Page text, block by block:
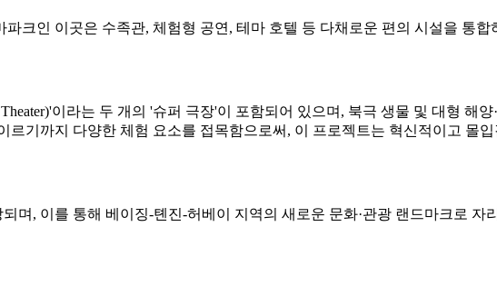
크인 이곳은 수족관, 체험형 공연, 테마 호텔 등 다채로운 편의 시설을 통
이라는 두 개의 '슈퍼 극장'이 포함되어 있으며, 북극 생물 및 대형 해
기까지 다양한 체험 요소를 접목함으로써, 이 프로젝트는 혁신적이고 몰
며, 이를 통해 베이징-톈진-허베이 지역의 새로운 문화·관광 랜드마크로 자